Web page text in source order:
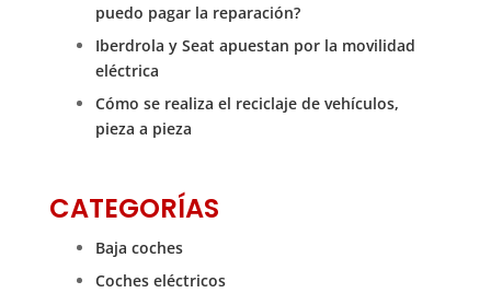
puedo pagar la reparación?
Iberdrola y Seat apuestan por la movilidad
eléctrica
Cómo se realiza el reciclaje de vehículos,
pieza a pieza
CATEGORÍAS
Baja coches
Coches eléctricos